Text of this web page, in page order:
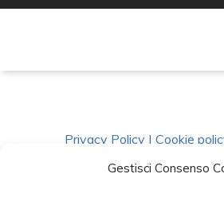
Gestisci Consenso
Privacy Policy | Cookie
Condizioni|